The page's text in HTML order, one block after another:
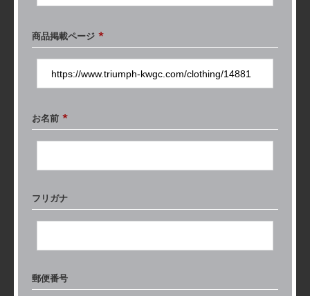
商品掲載ページ *
お名前 *
フリガナ
郵便番号